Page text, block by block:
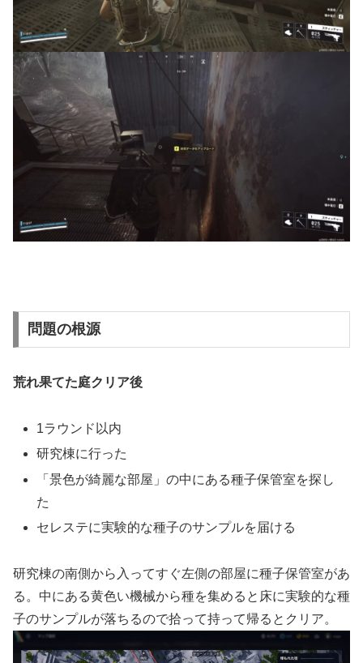
問題の根源
荒れ果てた庭クリア後
1ラウンド以内
研究棟に行った
「景色が綺麗な部屋」の中にある種子保管室を探し
た
セレステに実験的な種子のサンプルを届ける
研究棟の南側から入ってすぐ左側の部屋に種子保管室があ
る。中にある黄色い機械から種を集めると床に実験的な種
子のサンプルが落ちるので拾って持って帰るとクリア。